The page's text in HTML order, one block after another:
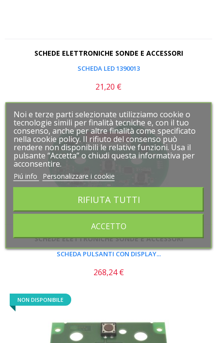
SCHEDE ELETTRONICHE SONDE E ACCESSORI
SCHEDA LED 1390013
Prezzo
21,20 €
SCHEDE ELETTRONICHE SONDE E ACCESSORI
SCHEDA PULSANTI CON DISPLAY...
Prezzo
268,24 €
NON DISPONIBILE
Noi e terze parti selezionate utilizziamo cookie o
tecnologie simili per finalità tecniche e, con il tuo
consenso, anche per altre finalità come specificato
nella cookie policy. Il rifiuto del consenso può
rendere non disponibili le relative funzioni. Usa il
pulsante “Accetta” o chiudi questa informativa per
acconsentire.
Piú info Personalizzare i cookie
RIFIUTA TUTTI
ACCETTO
Noi e terze parti selezionate utilizziamo cookie o
tecnologie simili per finalità tecniche e, con il tuo
consenso, anche per altre finalità come specificato
nella cookie policy. Il rifiuto del consenso può
rendere non disponibili le relative funzioni. Usa il
pulsante “Accetta” o chiudi questa informativa per
acconsentire.
Piú info Personalizzare i cookie
RIFIUTA TUTTI
ACCETTO